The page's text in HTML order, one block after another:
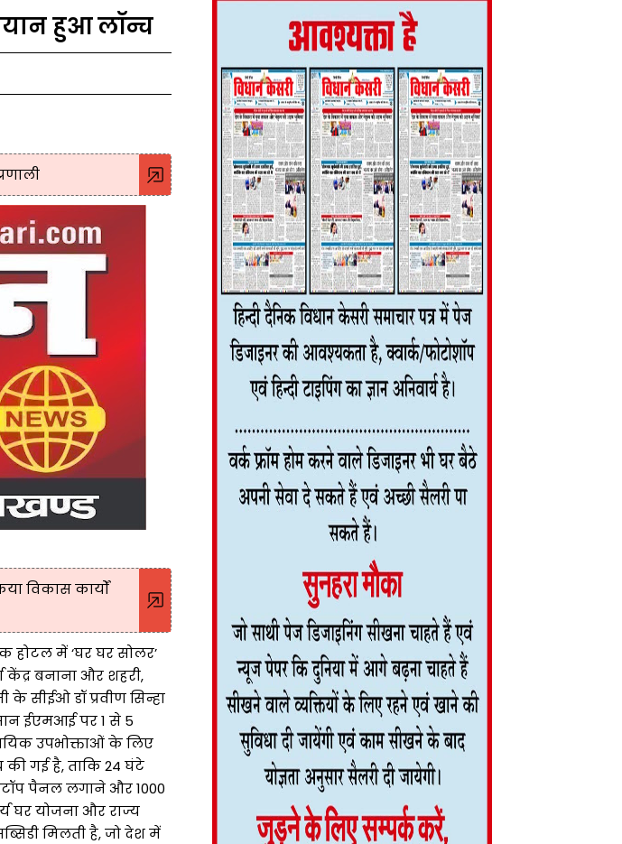
हुआ लॉन्च
विकास कार्यों
होटल में ‘घर घर सोलर’
केंद्र बनाना और शहरी,
सीईओ डॉ प्रवीण सिन्हा
ईएमआई पर 1 से 5
उपभोक्ताओं के लिए
गई है, ताकि 24 घंटे
पैनल लगाने और 1000
घर योजना और राज्य
मिलती है, जो देश में